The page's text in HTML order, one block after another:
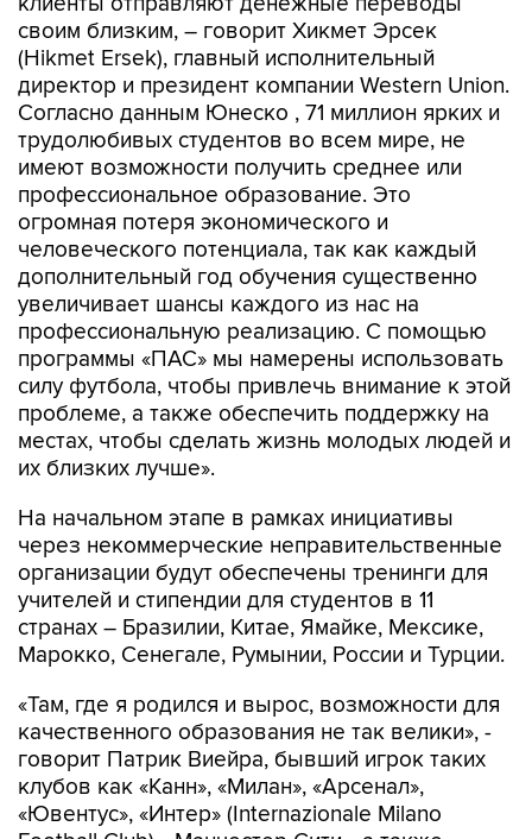
своим близким, – говорит Хикмет Эрсек
(Hikmet Ersek), главный исполнительный
директор и президент компании Western Union.
Согласно данным Юнеско , 71 миллион ярких и
трудолюбивых студентов во всем мире, не
имеют возможности получить среднее или
профессиональное образование. Это
огромная потеря экономического и
человеческого потенциала, так как каждый
дополнительный год обучения существенно
увеличивает шансы каждого из нас на
профессиональную реализацию. С помощью
программы «ПАС» мы намерены использовать
силу футбола, чтобы привлечь внимание к этой
проблеме, а также обеспечить поддержку на
местах, чтобы сделать жизнь молодых людей и
их близких лучше».
На начальном этапе в рамках инициативы
через некоммерческие неправительственные
организации будут обеспечены тренинги для
учителей и стипендии для студентов в 11
странах – Бразилии, Китае, Ямайке, Мексике,
Марокко, Сенегале, Румынии, России и Турции.
«Там, где я родился и вырос, возможности для
качественного образования не так велики», -
говорит Патрик Виейра, бывший игрок таких
клубов как «Канн», «Милан», «Арсенал»,
«Ювентус», «Интер» (Internazionale Milano